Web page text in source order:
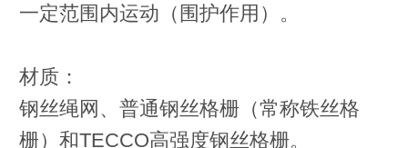
一定范围内运动（围护作用）。
材质：
钢丝绳网、普通钢丝格栅（常称铁丝格
栅）和TECCO高强度钢丝格栅。